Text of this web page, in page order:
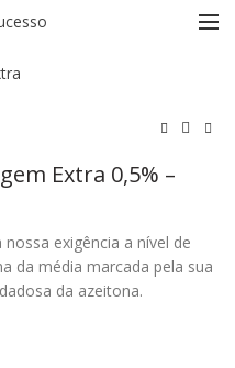
Extra 0,5% –
exigência a nível de
da média marcada pela sua
da azeitona.